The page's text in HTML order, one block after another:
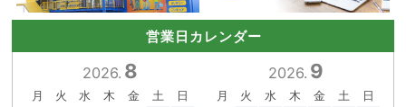
営業日カレンダー
2026. 8
月 火 水 木 金 土
日
2026. 9
月 火 水 木 金 土
日